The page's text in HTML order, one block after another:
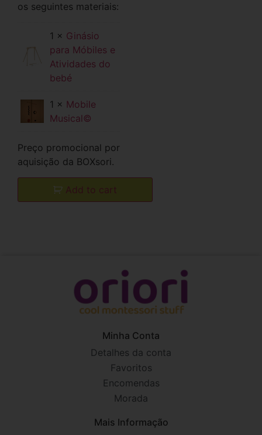
os seguintes materiais:
1 × Ginásio
para Móbiles e
Atividades do
bebé
1 × Mobile
Musical©
Preço promocional por
aquisição da BOXsori.
Add to cart
Minha Conta
Detalhes da conta
Favoritos
Encomendas
Morada
Mais Informação